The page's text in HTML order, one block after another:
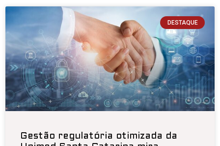
DESTAQUE
Gestão regulatória otimizada da